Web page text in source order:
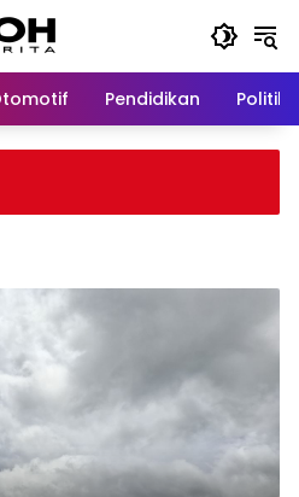
Pendidikan Politik